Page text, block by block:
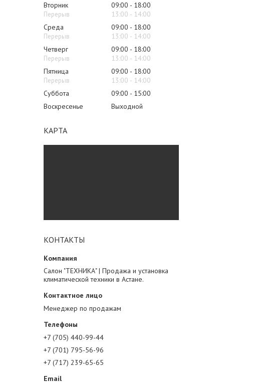
Вторник
09:00
18:00
13:00
14:00
Среда
09:00
18:00
13:00
14:00
Четверг
09:00
18:00
13:00
14:00
Пятница
09:00
18:00
13:00
14:00
Суббота
09:00
15:00
Воскресенье
Выходной
КАРТА
КОНТАКТЫ
Салон "ТЕХНИКА" | Продажа и установка
климатической техники в Астане.
Менеджер по продажам
+7 (705) 440-99-44
+7 (701) 795-56-96
+7 (717) 239-65-65